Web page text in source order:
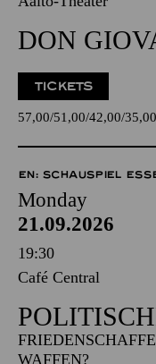
DON
TICKETS
57,00 51,00 42,00 35,00
EN: SCHAUSPIEL
Monday
21.09.2026
19:30
Café Central
WAFFEN?